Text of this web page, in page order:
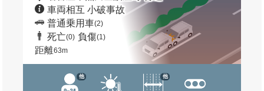
車両相互 小破事故
普通乗用車(2)
死亡(0) 負傷(1)
距離63m
他 他